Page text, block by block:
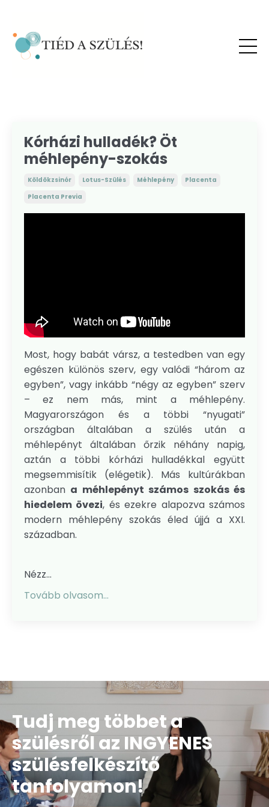
Kórházi hulladék? Öt
méhlepény-szokás
Köldökzsinór Lotus-Szülés Méhlepény
Placenta
Placenta Previa
Most, hogy babát vársz, a testedben van egy
egészen különös szerv, egy valódi “három az
egyben”, vagy inkább “négy az egyben” szerv
– ez nem más, mint a méhlepény.
Magyarországon és a többi “nyugati”
országban általában a szülés után a
méhlepényt általában őrzik néhány napig,
aztán a többi kórházi hulladékkal együtt
megsemmisítik (elégetik). Más kultúrákban
azonban a méhlepényt számos szokás és
hiedelem övezi, és ezekre alapozva számos
modern méhlepény szokás éled újjá a XXI.
században.
Nézz...
Tovább olvasom...
Tudj meg többet a
szülésről az INGYENES
szülésfelkészítő
tanfolyamon!